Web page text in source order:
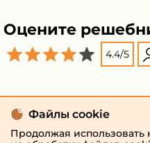
Оцените
4.4/5
Файлы cookie
Продолжая использовать